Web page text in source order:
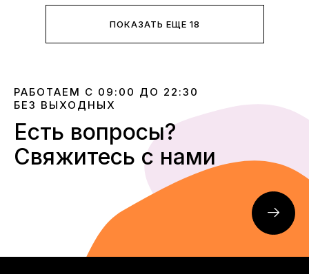
ПОКАЗАТЬ ЕЩЕ 18
РАБОТАЕМ С 09:00 ДО 22:30
БЕЗ ВЫХОДНЫХ
Есть вопросы?
Свяжитесь с нами